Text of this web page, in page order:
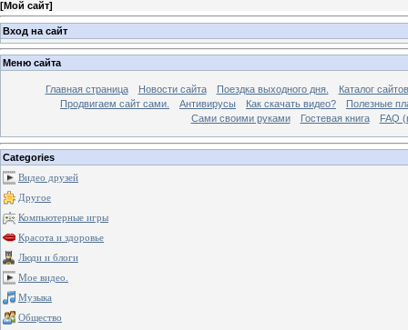
[Мой сайт]
Вход на сайт
Меню сайта
Главная страница Новости сайта Поездка выходного дня.
Каталог сайтов
Продвигаем сайт сами.
Антивирусы Как скачать видео?
Полезные
Сами своими руками
Гостевая книга FAQ
Categories
Видео друзей
Другое
Компьютерные игры
Красота и здоровье
Люди и блоги
Мое видео.
Музыка
Общество